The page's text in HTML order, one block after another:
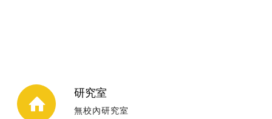
研究室
無校內研究室